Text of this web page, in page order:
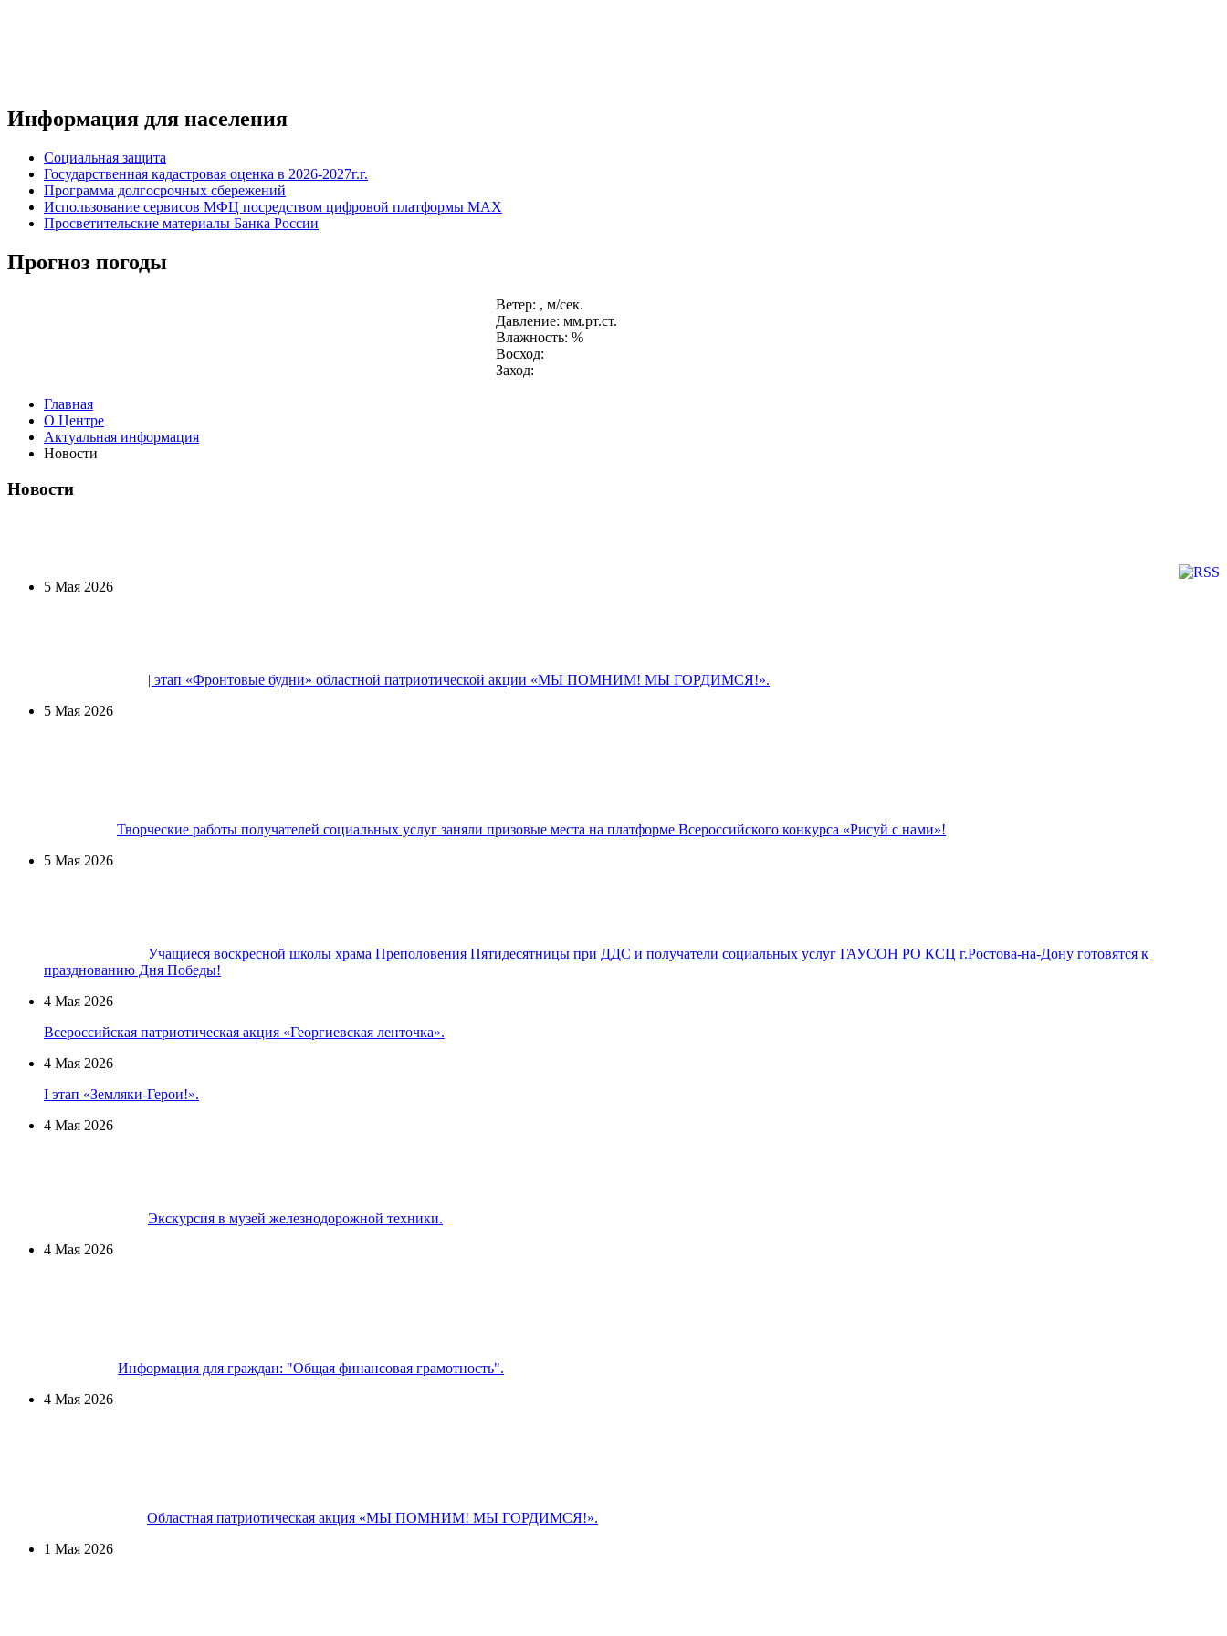
Информация для населения
Социальная защита
Государственная кадастровая оценка в 2026-2027г.г.
Программа долгосрочных сбережений
Использование сервисов МФЦ посредством цифровой платформы MAX
Просветительские материалы Банка России
Прогноз погоды
Ветер: , м/сек.
Давление: мм.рт.ст.
Влажность: %
Восход:
Заход:
Главная
О Центре
Актуальная информация
Новости
Новости
5 Мая 2026
| этап «Фронтовые будни» областной патриотической акции «МЫ ПОМНИМ! МЫ ГОРДИМСЯ!».
5 Мая 2026
Творческие работы получателей социальных услуг заняли призовые места на платформе Всероссийского конкурса «Рисуй с нами»!
5 Мая 2026
Учащиеся воскресной школы храма Преполовения Пятидесятницы при ДДС и получатели социальных услуг ГАУСОН РО КСЦ г.Ростова-на-Дону готовятся к
празднованию Дня Победы!
4 Мая 2026
Всероссийская патриотическая акция «Георгиевская ленточка».
4 Мая 2026
I этап «Земляки-Герои!».
4 Мая 2026
Экскурсия в музей железнодорожной техники.
4 Мая 2026
Информация для граждан: "Общая финансовая грамотность".
4 Мая 2026
Областная патриотическая акция «МЫ ПОМНИМ! МЫ ГОРДИМСЯ!».
1 Мая 2026